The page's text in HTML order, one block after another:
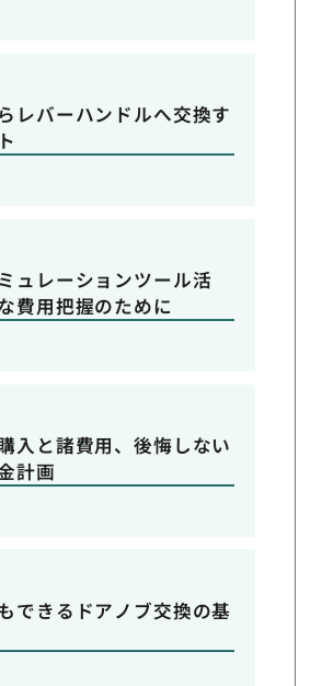
レバーハンドルへ交換す
ュレーションツール活
費用把握のために
入と諸費用、後悔しない
計画
できるドアノブ交換の基